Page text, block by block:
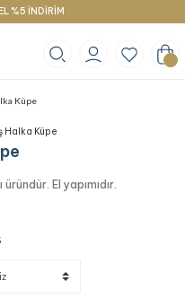
%5 İNDİRİM
Küpe
El yapımıdır.